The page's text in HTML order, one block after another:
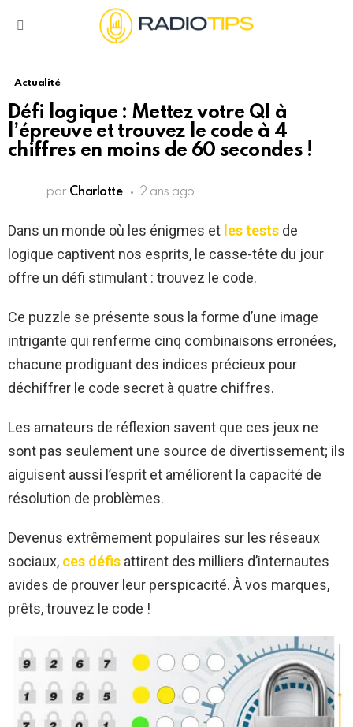
Actualité
Défi logique : Mettez votre QI à
l’épreuve et trouvez le code à 4
chiffres en moins de 60 secondes !
par Charlotte 2 ans ago
Dans un monde où les énigmes et les tests de
logique captivent nos esprits, le casse-tête du jour
offre un défi stimulant : trouvez le code.
Ce puzzle se présente sous la forme d’une image
intrigante qui renferme cinq combinaisons erronées,
chacune prodiguant des indices précieux pour
déchiffrer le code secret à quatre chiffres.
Les amateurs de réflexion savent que ces jeux ne
sont pas seulement une source de divertissement; ils
aiguisent aussi l’esprit et améliorent la capacité de
résolution de problèmes.
Devenus extrêmement populaires sur les réseaux
sociaux, ces défis attirent des milliers d’internautes
avides de prouver leur perspicacité. À vos marques,
prêts, trouvez le code !